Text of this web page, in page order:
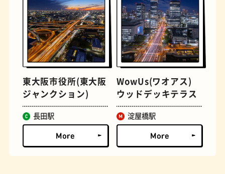
東大阪市役所(東大阪
ジャンクション)
長田駅
WowUs(ワオアス)
ウッドデッキテラス
淀屋橋駅